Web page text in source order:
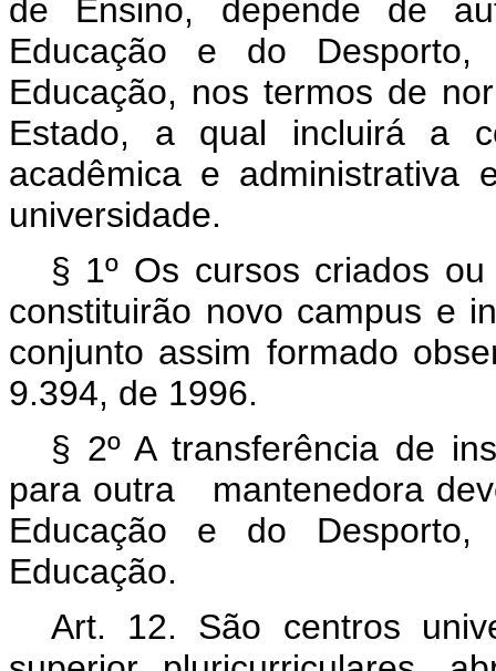
de Ensino, depende de
Educação e do
Educação, nos termos de
Estado, a qual incluirá a
acadêmica e
universidade.
§ 1º Os cursos criados
constituirão novo campus e
conjunto assim formado
9.394, de 1996.
§ 2º A transferência de
para outra mantenedora
Educação e do
Educação.
Art. 12. São centros